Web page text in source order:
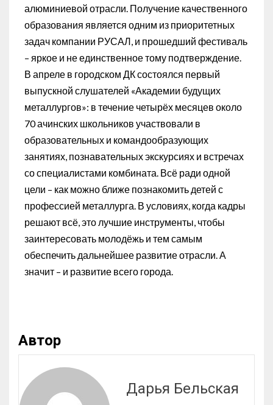
алюминиевой отрасли. Получение качественного
образования является одним из приоритетных
задач компании РУСАЛ, и прошедший фестиваль
– яркое и не единственное тому подтверждение.
В апреле в городском ДК состоялся первый
выпускной слушателей «Академии будущих
металлургов»: в течение четырёх месяцев около
70 ачинских школьников участвовали в
образовательных и командообразующих
занятиях, познавательных экскурсиях и встречах
со специалистами комбината. Всё ради одной
цели – как можно ближе познакомить детей с
профессией металлурга. В условиях, когда кадры
решают всё, это лучшие инструменты, чтобы
заинтересовать молодёжь и тем самым
обеспечить дальнейшее развитие отрасли. А
значит – и развитие всего города.
Автор
Дарья Бельская